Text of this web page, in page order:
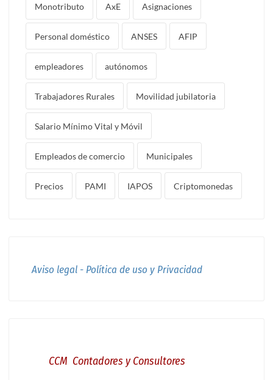
Monotributo AxE Asignaciones
Personal doméstico ANSES AFIP
empleadores autónomos
Trabajadores Rurales Movilidad jubilatoria
Salario Mínimo Vital y Móvil
Empleados de comercio Municipales
Precios PAMI IAPOS Criptomonedas